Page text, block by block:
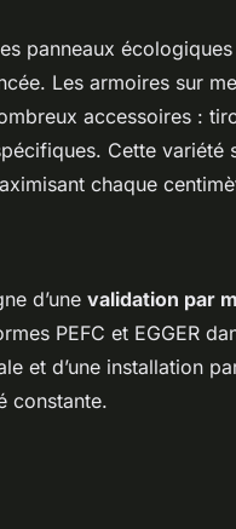
panneaux
Les armoires sur
accessoires :
Cette variété
chaque
d’une validation par
PEFC et EGGER
et d’une installation
constante.